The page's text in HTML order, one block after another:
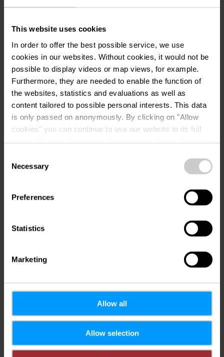
This website uses cookies
In order to offer the best possible service, we use
cookies in our websites. Without cookies, it would not be
possible to display videos or map views, for example.
Furthermore, they are needed to enable the function of
the websites, statistics and evaluations as well as
content tailored to possible personal interests. This data
is only passed on anonymously. By clicking on "Allow
cookies" you can continue to use our website to its full
time.
Selection
Necessary
Preferences
Statistics
Marketing
Allow all
Allow selection
Contact
Adres:
Hotel Auberge - Aal Veinen beim
Hunn
114, Grand-rue
Op kaart tonen
Tel.: +352 83 43 68
e-mail: aalveinen@beimhunn.lu
Plan reis